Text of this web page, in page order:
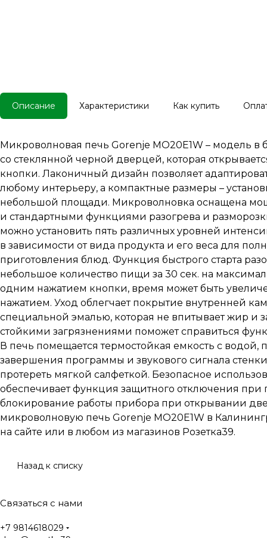
Описание Характеристики Как купить
Микроволновая печь Gorenje MO20E1W – модель в
со стеклянной черной дверцей, которая
кнопки. Лаконичный дизайн позволяет
любому интерьеру, а компактные размеры –
небольшой площади. Микроволновка оснащена
и стандартными функциями разогрева и
можно установить пять различных уровней
в зависимости от вида продукта и его веса для
приготовления блюд. Функция быстрого старта
небольшое количество пищи за 30 сек. на
одним нажатием кнопки, время может быть
нажатием. Уход облегчает покрытие внутренней
специальной эмалью, которая не впитывает жир и
стойкими загрязнениями поможет справиться
В печь помещается термостойкая емкость с водой,
завершения программы и звукового сигнала
протереть мягкой салфеткой. Безопасное
обеспечивает функция защитного отключения при
блокирование работы прибора при открывании
микроволновую печь Gorenje MO20E1W в
на сайте или в любом из магазинов Розетка39.
Назад к списку
Связаться с нами
+7 9814618029